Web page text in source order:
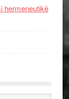
hermeneutikë